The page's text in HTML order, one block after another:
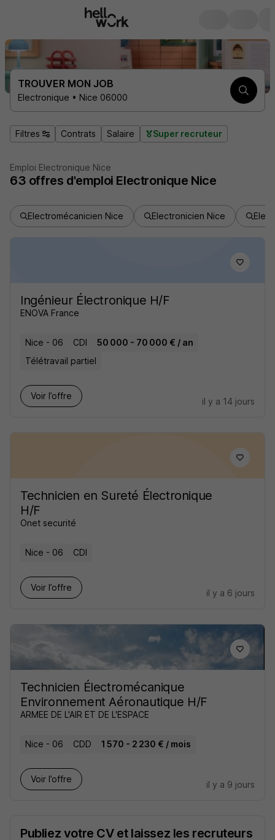
TROUVER MON JOB
Electronique • Nice 06000
Filtres Contrats Salaire Super recruteur
Emploi Electronique Nice
63 offres d'emploi Electronique Nice
Electromécanicien Nice Electronicien Nice
Ingénieur Électronique H/F
ENOVA France
Nice - 06 CDI
50 000 - 70 000 € / an
Télétravail partiel
Voir l’offre
il y a 14 jours
Technicien en Sureté Électronique
H/F
Onet securité
Nice - 06 CDI
Voir l’offre
il y a 6 jours
Technicien Électromécanique
Environnement Aéronautique H/F
ARMEE DE L'AIR ET DE L'ESPACE
Nice - 06 CDD 1 570 - 2 230 € / mois
Voir l’offre
il y a 9 jours
Publiez votre CV et laissez les recruteurs